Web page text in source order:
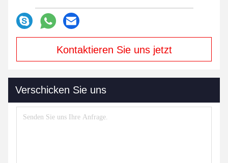
Kontaktieren Sie uns jetzt
Verschicken Sie uns